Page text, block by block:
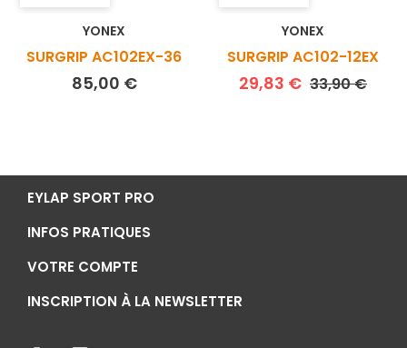
YONEX
SURGRIP AC102EX-36
85,00 €Prix
YONEX
SURGRIP AC102-12EX
29,83 € Prix de base
33,90 €Prix
EYLAP SPORT PRO
INFOS PRATIQUES
VOTRE COMPTE
INSCRIPTION À LA NEWSLETTER